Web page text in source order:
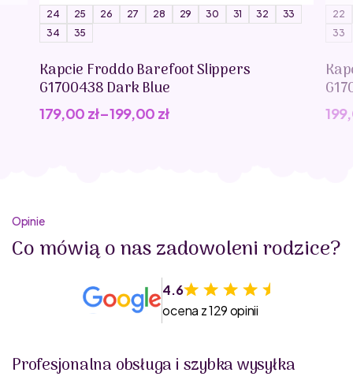
nie jest zabawką!
24 25 26 27 28 29 30 31 32
33
34
35
Kapcie Froddo Barefoot Slippers
G1700438 Dark Blue
179,00 zł–199,00 zł
22
33
Opinie
Co mówią o nas zadowoleni rodzice?
4.6
ocena z 129 opinii
Profesjonalna obsługa i szybka wysyłka